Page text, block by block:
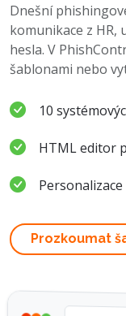
Dnešní
komunikace z
hesla. V
šablonami nebo
10
HTML editor
Prozkoumat